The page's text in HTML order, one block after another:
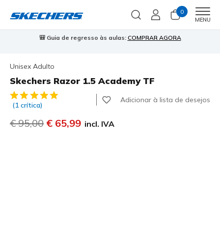
0
MENU
🎒 Guia de regresso às aulas: COMPRAR AGORA
Unisex Adulto
Skechers Razor 1.5 Academy TF
4$5 de 5 – Classificação do cliente
(1 crítica)
Adicionar à lista de desejos
Preço com desconto de
€ 95,00 para
€ 65,99 incl. IVA